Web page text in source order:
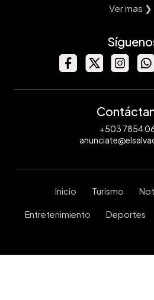
Ver mas ❯
+503 7854
Inicio Turismo
Entretenimiento Deportes